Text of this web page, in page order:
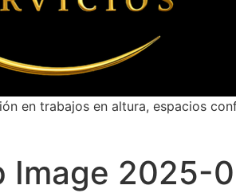
en trabajos en altura, espacios
Image 2025-